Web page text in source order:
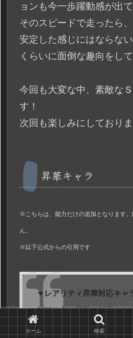
ョンも今一歩躍動感が出
そのスピードで走ったら
安定した感じにはならな
くらいに面倒な趣向をし
今回も大変な中、素敵な
す！
次回も楽しみにしておりま
昇華キャラ
※こちらは、能力だけの追加となります
ん。
※以下公式からの引用です
▼レアリティ昇華対応キャ
レアリティ昇華に対応した
ました。
ホーム 検索